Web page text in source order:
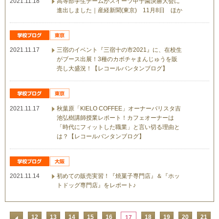
進出しました｜産経新聞(東京) 11月8日 ほか
2021.11.17
三宿のイベント『三宿十の市2021』に、在校生
がブース出展！3種のカボチャまんじゅうを販
売し大盛況！【レコールバンタンブログ】
2021.11.17
秋葉原「KIELO COFFEE」オーナーバリスタ吉
池弘樹講師授業レポート！カフェオーナーは
「時代にフィットした職業」と言い切る理由と
は？【レコールバンタンブログ】
2021.11.14
初めての販売実習！『焼菓子専門店』＆『ホッ
トドッグ専門店』をレポート♪
12 13 14 15 16 18 19 20 21